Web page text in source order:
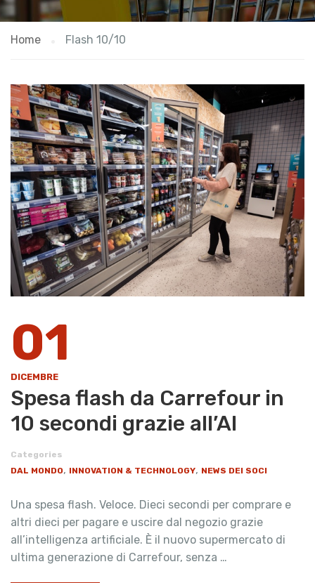
Home Flash 10/10
01
DICEMBRE
Spesa flash da Carrefour in
10 secondi grazie all’AI
Categories
DAL MONDO, INNOVATION & TECHNOLOGY, NEWS DEI SOCI
Una spesa flash. Veloce. Dieci secondi per comprare e
altri dieci per pagare e uscire dal negozio grazie
all’intelligenza artificiale. È il nuovo supermercato di
ultima generazione di Carrefour, senza …